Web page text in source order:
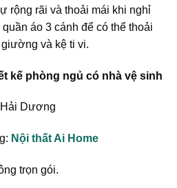
rộng rãi và thoải mái khi nghỉ
áo 3 cánh để có thể thoải
và kệ ti vi.
kế phòng ngủ có nhà vệ sinh
Dương
Nội thất Ai Home
trọn gói.